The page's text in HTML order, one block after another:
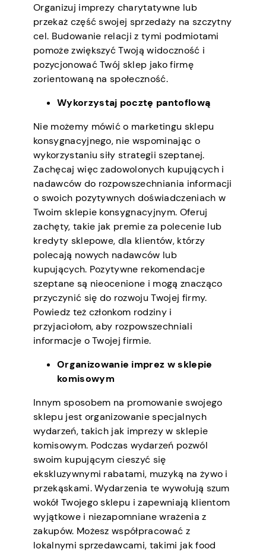
Organizuj imprezy charytatywne lub
przekaż część swojej sprzedaży na szczytny
cel. Budowanie relacji z tymi podmiotami
pomoże zwiększyć Twoją widoczność i
pozycjonować Twój sklep jako firmę
zorientowaną na społeczność.
Wykorzystaj pocztę pantoflową
Nie możemy mówić o marketingu sklepu
konsygnacyjnego, nie wspominając o
wykorzystaniu siły strategii szeptanej.
Zachęcaj więc zadowolonych kupujących i
nadawców do rozpowszechniania informacji
o swoich pozytywnych doświadczeniach w
Twoim sklepie konsygnacyjnym. Oferuj
zachęty, takie jak premie za polecenie lub
kredyty sklepowe, dla klientów, którzy
polecają nowych nadawców lub
kupujących. Pozytywne rekomendacje
szeptane są nieocenione i mogą znacząco
przyczynić się do rozwoju Twojej firmy.
Powiedz też członkom rodziny i
przyjaciołom, aby rozpowszechniali
informacje o Twojej firmie.
Organizowanie imprez w sklepie
komisowym
Innym sposobem na promowanie swojego
sklepu jest organizowanie specjalnych
wydarzeń, takich jak imprezy w sklepie
komisowym. Podczas wydarzeń pozwól
swoim kupującym cieszyć się
ekskluzywnymi rabatami, muzyką na żywo i
przekąskami. Wydarzenia te wywołują szum
wokół Twojego sklepu i zapewniają klientom
wyjątkowe i niezapomniane wrażenia z
zakupów. Możesz współpracować z
lokalnymi sprzedawcami, takimi jak food